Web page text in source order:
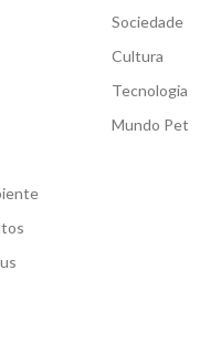
Sociedade
Cultura
Tecnologia
Mundo Pet